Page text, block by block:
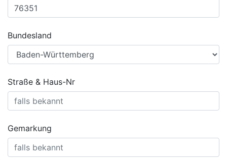
Bundesland
Straße & Haus-Nr
Gemarkung